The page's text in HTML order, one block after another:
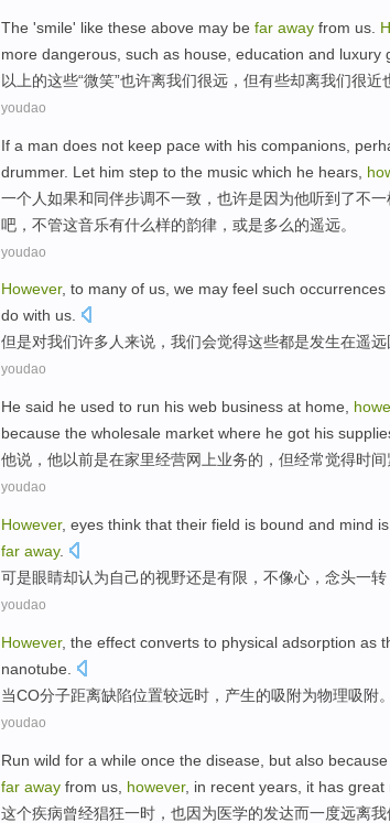
The 'smile' like these above may be far away from us
more dangerous such as house education and luxury
以上的这些“微笑”也许离我们很远 ， 但有些却离我们很近
youdao
If a man does not keep pace with his companions
drummer. Let him step to the music which he hears
一个 人如果和同伴步调不一致， 也许是因为他听到了不一
吧， 不管这音乐有什么样的韵律， 或是多么的遥远。
youdao
However, to many of us, we may feel such occurrences
do with us.
但是对我们许多人来说， 我们会觉得这些都是发生在遥远
youdao
He said he used to run his web business at home
because the wholesale market where he got his
他说 ，他以前是在家里经营网上业务的， 但经常觉得时间
youdao
However, eyes think that their field is bound and mind
far away.
可是眼睛却认为自己的视野还是有限，不像心 ， 念头一转
youdao
However, the effect converts to physical adsorption as
nanotube.
当CO分子距离缺陷位置较远时， 产生的吸附为物理吸附。
youdao
Run wild for a while once the disease but also because
far away from us however, in recent years, it has great
这个疾病曾经猖狂一时， 也因为医学的发达而一度远离我